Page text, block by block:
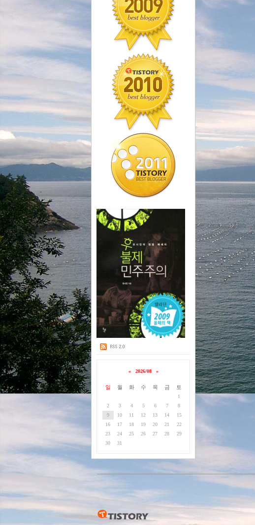
« 2026/08 »
일 월 화 수 목 금 토
1
2
3 4 5 6 7
8
9
10 11 12 13 14
15
16
17 18 19 20 21
22
23
24 25 26 27 28
29
30
31